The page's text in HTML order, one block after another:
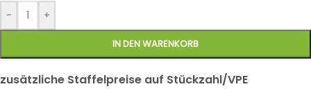
- +
IN DEN WARENKORB
zusätzliche Staffelpreise auf Stückzahl/VPE